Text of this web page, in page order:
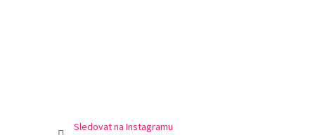
Sledovat na Instagramu